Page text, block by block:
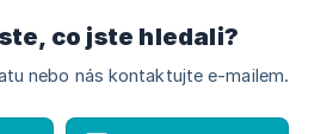
co jste hledali?
nebo nás kontaktujte e-mailem.